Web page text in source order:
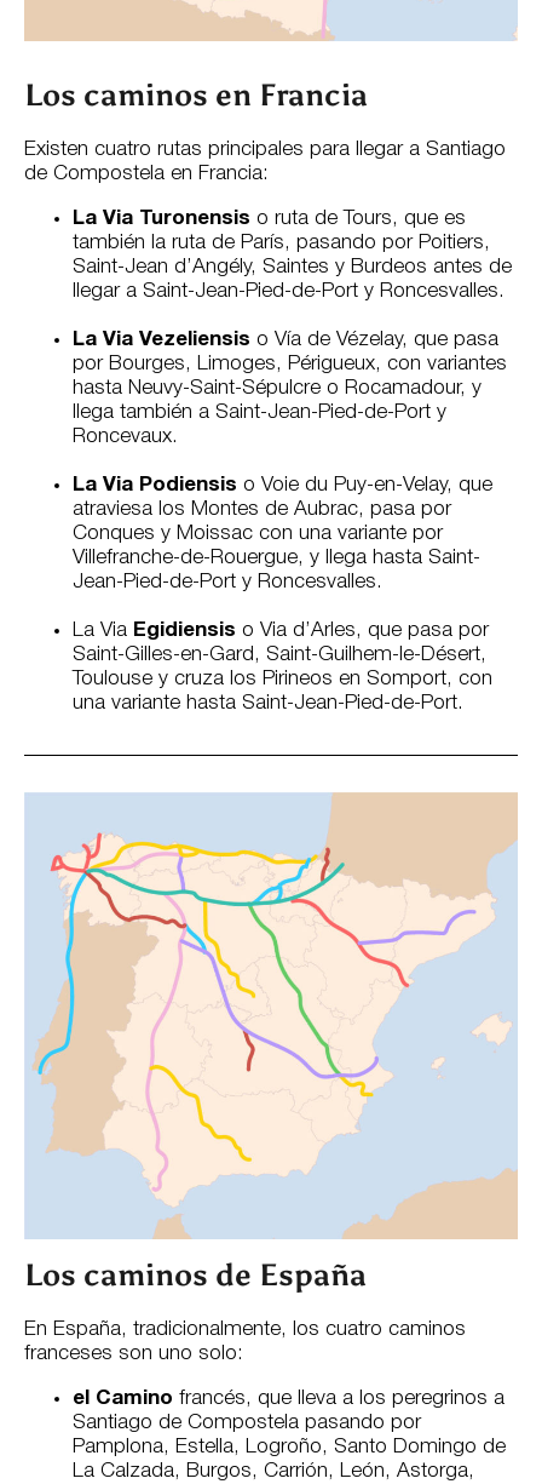
Los caminos en Francia
Existen cuatro rutas principales para llegar a Santiago
de Compostela en Francia:
La Via Turonensis o ruta de Tours, que es
también la ruta de París, pasando por Poitiers,
Saint-Jean d’Angély, Saintes y Burdeos antes de
llegar a Saint-Jean-Pied-de-Port y Roncesvalles.
La Via Vezeliensis o Vía de Vézelay, que pasa
por Bourges, Limoges, Périgueux, con variantes
hasta Neuvy-Saint-Sépulcre o Rocamadour, y
llega también a Saint-Jean-Pied-de-Port y
Roncevaux.
La Via Podiensis o Voie du Puy-en-Velay, que
atraviesa los Montes de Aubrac, pasa por
Conques y Moissac con una variante por
Villefranche-de-Rouergue, y llega hasta Saint-
Jean-Pied-de-Port y Roncesvalles.
La Via Egidiensis o Via d’Arles, que pasa por
Saint-Gilles-en-Gard, Saint-Guilhem-le-Désert,
Toulouse y cruza los Pirineos en Somport, con
una variante hasta Saint-Jean-Pied-de-Port.
Los caminos de España
En España, tradicionalmente, los cuatro caminos
franceses son uno solo:
el Camino francés, que lleva a los peregrinos a
Santiago de Compostela pasando por
Pamplona, Estella, Logroño, Santo Domingo de
La Calzada, Burgos, Carrión, León, Astorga,